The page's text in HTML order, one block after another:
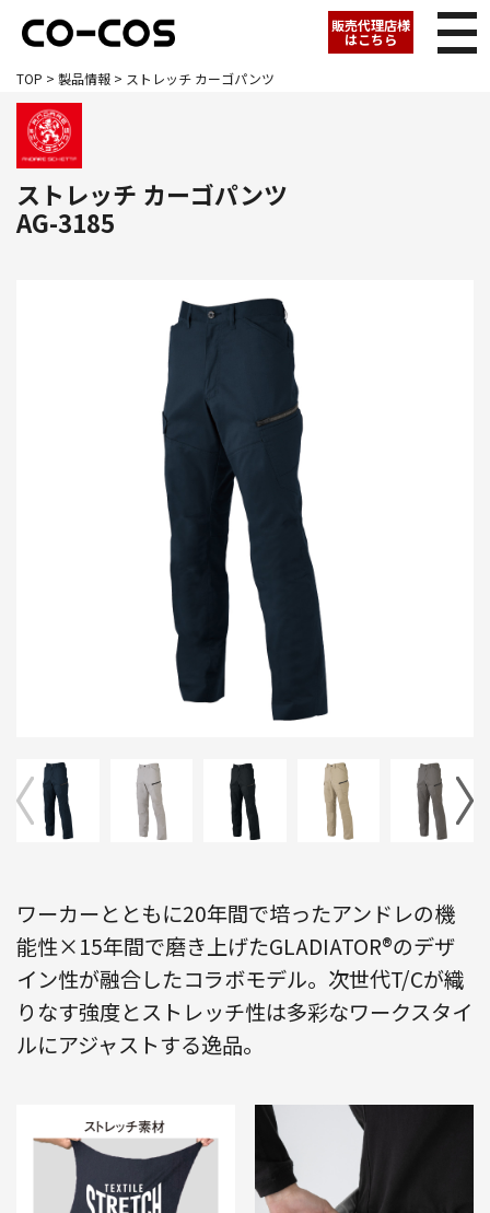
販売代理店様
はこちら
TOP > 製品情報 > ストレッチ カーゴパンツ
ストレッチ カーゴパンツ
AG-3185
ワーカーとともに20年間で培ったアンドレの機
能性×15年間で磨き上げたGLADIATOR®のデザ
イン性が融合したコラボモデル。次世代T/Cが織
りなす強度とストレッチ性は多彩なワークスタイ
ルにアジャストする逸品。